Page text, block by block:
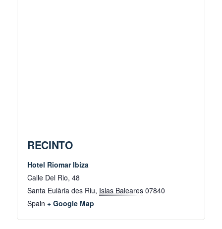
RECINTO
Hotel Riomar Ibiza
Calle Del Rio, 48
Santa Eulària des Riu, Islas Baleares 07840
Spain + Google Map